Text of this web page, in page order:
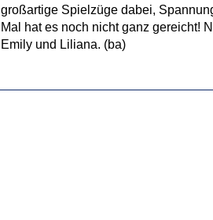
großartige Spielzüge dabei,
Mal hat es noch nicht ganz gereicht!
Emily und Liliana. (ba)